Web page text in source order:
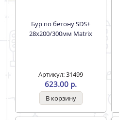
Бур по бетону SDS+
28х200/300мм Matrix
Артикул: 31499
623.00 р.